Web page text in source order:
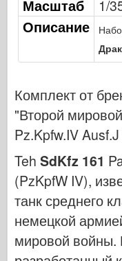
Кибер-хобби
Днепромодель
E.T. Модель
Тонкие формы
Силы доблести
ФриулМодель
Хасэгава
Хеллер
ХоббиБос
Модели IBG
Масштаб
1/
Описание
Комплект от
"Второй
Pz.Kpfw.IV
Teh SdKfz 161
(PzKpfW IV),
танк среднего
немецкой
мировой войны.